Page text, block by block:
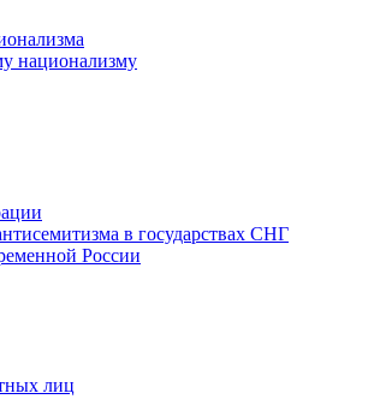
национализму
в государствах СНГ
России
лиц